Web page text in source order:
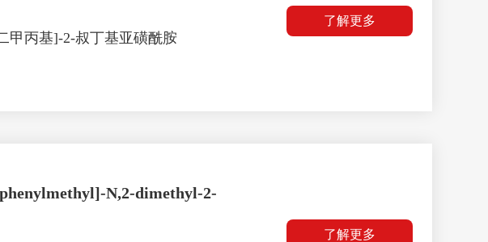
甲丙基]-2-叔丁基亚磺酰胺
了解更多
N,2-dimethyl-2-
了解更多